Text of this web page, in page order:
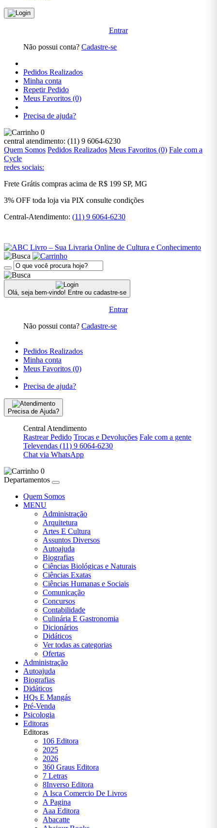
Entrar
Não possui conta? Cadastre-se
Pedidos Realizados
Minha conta
Repetir Pedido
Meus Favoritos (0)
Precisa de ajuda?
0
central atendimento: (11) 9 6064-6230
Quem Somos Pedidos Realizados Meus Favoritos (0) Fale com a
Cycle
redes sociais:
Frete Grátis compras acima de R$ 199 SP, MG
3% OFF toda loja via PIX consulte condições
Central-Atendimento: (11) 9 6064-6230
Literatura
Infantil
Medicina
Política
Venda
Pré-
Venda ,
Artes e
Cultura
Venda
Cultura
Pré-
Venda
|| Artes
Cultura
Religião
| |Pré-
Venda
Religião|
Venda
Saúde
Sinek
Sociologia
Augusto
Stoker
Lewis
Olá, seja bem-vindo! Entre ou cadastre-se
Entrar
Não possui conta? Cadastre-se
Pedidos Realizados
Minha conta
Meus Favoritos (0)
Precisa de ajuda?
Precisa de Ajuda?
Central Atendimento
Rastrear Pedido Trocas e Devoluções Fale com a gente
Televendas (11) 9 6064-6230
Chat via WhatsApp
0
Departamentos
Quem Somos
MENU
Administração
Arquitetura
Artes E Cultura
Assuntos Diversos
Autoajuda
Biografias
Ciências Biológicas e Naturais
Ciências Exatas
Ciências Humanas e Sociais
Comunicação
Concursos
Contabilidade
Culinária E Gastronomia
Dicionários
Didáticos
Ver todas as categorias
Ofertas
Administração
Autoajuda
Biografias
Didáticos
HQs E Mangás
Pré-Venda
Psicologia
Editoras
Editoras
106 Editora
2025
2026
360 Graus Editora
7 Letras
8Inverso Editora
A Isca Comercio De Livros
A Pagina
Aaa Editora
Abacatte